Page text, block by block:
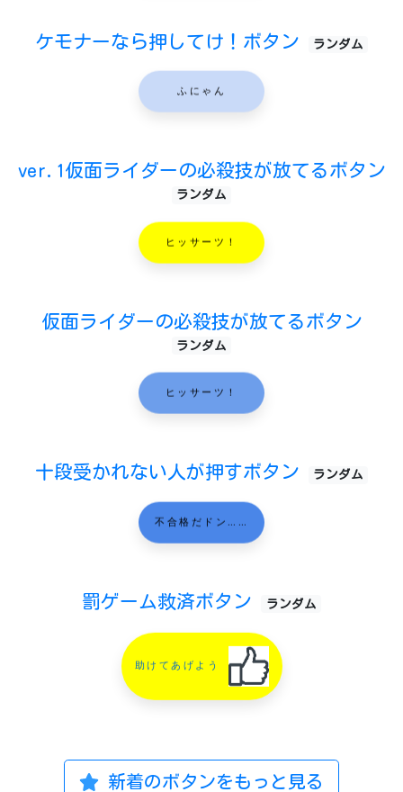
ケモナーなら押してけ！ボタン ランダム
ふにゃん
ver.1仮面ライダーの必殺技が放てるボタン
ランダム
ヒッサーツ！
仮面ライダーの必殺技が放てるボタン
ランダム
ヒッサーツ！
十段受かれない人が押すボタン ランダム
不合格だドン……
罰ゲーム救済ボタン ランダム
助けてあげよう
新着のボタンをもっと見る